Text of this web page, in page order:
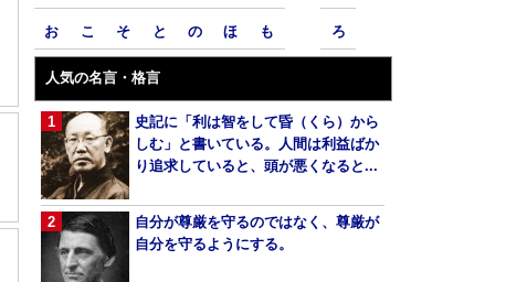
お こ そ と の ほ も ろ
人気の名言・格言
史記に「利は智をして昏（くら）から
しむ」と書いている。人間は利益ばか
り追求していると、頭が悪くなると...
自分が尊厳を守るのではなく、尊厳が
自分を守るようにする。